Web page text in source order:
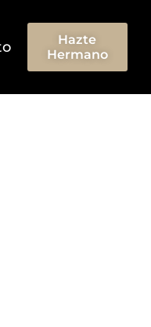
Hazte
Hermano